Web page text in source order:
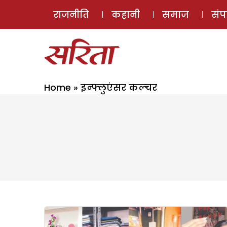
राजनीति कहानी समाज
Home » इन्फ्लुएंसर कल्चर